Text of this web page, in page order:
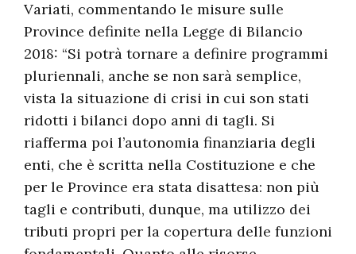
Variati, commentando le misure sulle
Province definite nella Legge di Bilancio
2018: “Si potrà tornare a definire programmi
pluriennali, anche se non sarà semplice,
vista la situazione di crisi in cui son stati
ridotti i bilanci dopo anni di tagli. Si
riafferma poi l’autonomia finanziaria degli
enti, che è scritta nella Costituzione e che
per le Province era stata disattesa: non più
tagli e contributi, dunque, ma utilizzo dei
tributi propri per la copertura delle funzioni